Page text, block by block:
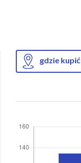
gdzie kupić